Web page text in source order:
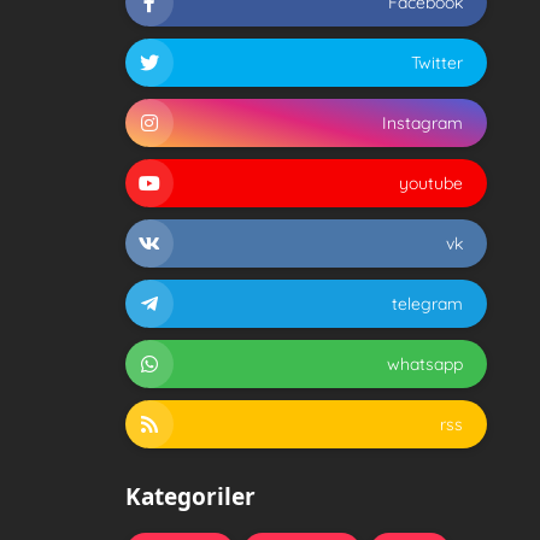
Twitter
Instagram
youtube
vk
telegram
whatsapp
rss
Kategoriler